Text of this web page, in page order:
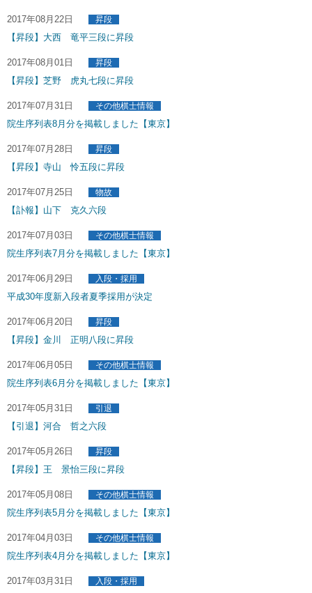
2017年08月22日 昇段
【昇段】大西 竜平三段に昇段
2017年08月01日 昇段
【昇段】芝野 虎丸七段に昇段
2017年07月31日 その他棋士情報
院生序列表8月分を掲載しました【東京】
2017年07月28日 昇段
【昇段】寺山 怜五段に昇段
2017年07月25日 物故
【訃報】山下 克久六段
2017年07月03日 その他棋士情報
院生序列表7月分を掲載しました【東京】
2017年06月29日 入段・採用
平成30年度新入段者夏季採用が決定
2017年06月20日 昇段
【昇段】金川 正明八段に昇段
2017年06月05日 その他棋士情報
院生序列表6月分を掲載しました【東京】
2017年05月31日 引退
【引退】河合 哲之六段
2017年05月26日 昇段
【昇段】王 景怡三段に昇段
2017年05月08日 その他棋士情報
院生序列表5月分を掲載しました【東京】
2017年04月03日 その他棋士情報
院生序列表4月分を掲載しました【東京】
2017年03月31日 入段・採用